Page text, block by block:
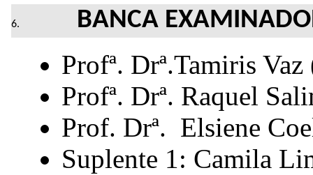
BANCA
Profª. Drª.Tamiris
Profª. Drª. Raquel
Prof. Drª. Elsiene
Suplente 1: Camila